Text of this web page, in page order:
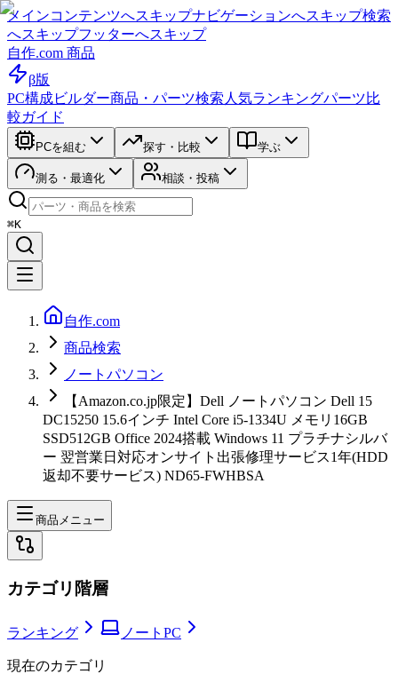
メインコンテンツへスキップナビゲーションへスキップ検索
へスキップフッターへスキップ
自作.com 商品
β版
PC構成ビルダー商品・パーツ検索 人気ランキングパーツ比
較ガイド
PCを組む 探す・比較 学ぶ
測る・最適化 相談・投稿
⌘K
自作.com
商品検索
ノートパソコン
【Amazon.co.jp限定】Dell ノートパソコン Dell 15
DC15250 15.6インチ Intel Core i5-1334U メモリ16GB
SSD512GB Office 2024搭載 Windows 11 プラチナシルバ
ー 翌営業日対応オンサイト出張修理サービス1年(HDD
返却不要サービス) ND65-FWHBSA
商品メニュー
カテゴリ階層
ランキング ノートPC
現在のカテゴリ